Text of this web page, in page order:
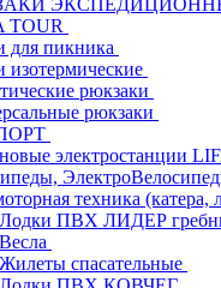
TOUR
для пикника
изотермические
рюкзаки
рюкзаки
электростанции
техника (катера,
Лодки ПВХ ЛИДЕР
Весла
Жилеты спасательные